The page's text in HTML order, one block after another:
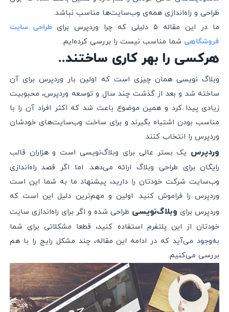
طراحی و راه‌اندازی همه‌ی وب‌سایت‌ها مناسب نباشد.
ما در این مقاله ۵ دلیلی که چرا وردپرس برای
طراحی سایت
فروشگاهی شما مناسب نیست را بررسی کرده‌ایم.
هرکسی را بهر کاری ساختند..
وبلاگ نویسی همان چیزی است که اولین بار وردپرس برای آن
ساخته شد و بعد از گذشت چند سال و توسعه وردپرس، محبوبیت
زیادی پیدا کرد و همین موضوع باعث شد که اکثر افراد آن را با
مناسب بودن اشتباه بگیرند و برای ساخت وب‌سایت‌های خودشان
وردپرس را انتخاب کنند.
وردپرس یک بستر عالی برای وبلاگ‌نویسی است و هزاران قالب
رایگان برای طراحی وبلاگ ارائه می‌دهد. اما اگر قصد راه‌اندازی
وب‌سایت شرکت خودتان را دارید، پیشنهاد ما به شما این است
وردپرس را فراموش کنید. اولین و مهم‌ترین دلیل این است که
وردپرس برایوبلاگ‌نویسی طراحی شده و اگر برای راه‌اندازی سایت
خودتان از این پلتفرم استفاده کنید، قطعا مشکلاتی برای شما
به‌وجود می‌آید که در ادامه این مقاله، چند مشکل رایج را با هم
بررسی می‌کنیم.